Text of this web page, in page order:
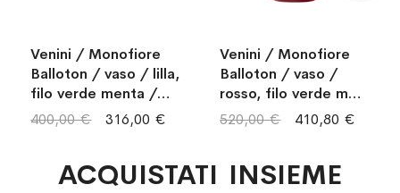
Venini / Monofiore
Balloton / vaso / lilla,
filo verde menta /
vetro soffiato
lavorato a mano
316,00 €
400,00 €
Venini / Monofiore
Balloton / vaso /
rosso, filo verde mela
/ vetro soffiato
lavorato a mano
410,80 €
520,00 €
ACQUISTATI INSIEME